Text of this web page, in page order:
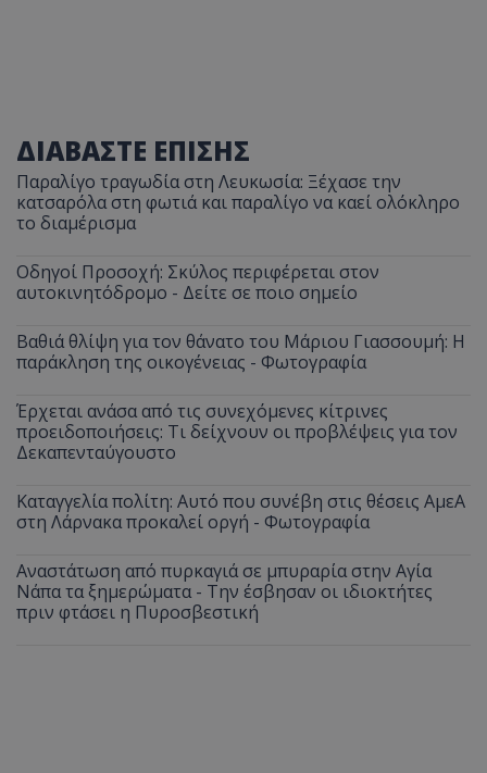
ΔΙΑΒΑΣΤΕ ΕΠΙΣΗΣ
Παραλίγο τραγωδία στη Λευκωσία: Ξέχασε την
κατσαρόλα στη φωτιά και παραλίγο να καεί ολόκληρο
το διαμέρισμα
Οδηγοί Προσοχή: Σκύλος περιφέρεται στον
αυτοκινητόδρομο - Δείτε σε ποιο σημείο
Βαθιά θλίψη για τον θάνατο του Μάριου Γιασσουμή: Η
παράκληση της οικογένειας - Φωτογραφία
Έρχεται ανάσα από τις συνεχόμενες κίτρινες
προειδοποιήσεις: Τι δείχνουν οι προβλέψεις για τον
Δεκαπενταύγουστο
Καταγγελία πολίτη: Αυτό που συνέβη στις θέσεις ΑμεΑ
στη Λάρνακα προκαλεί οργή - Φωτογραφία
Αναστάτωση από πυρκαγιά σε μπυραρία στην Αγία
Νάπα τα ξημερώματα - Την έσβησαν οι ιδιοκτήτες
πριν φτάσει η Πυροσβεστική